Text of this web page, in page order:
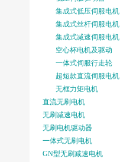
集成式低压伺服电机
集成式丝杆伺服电机
集成式减速伺服电机
空心杯电机及驱动
一体式伺服行走轮
超短款直流伺服电机
无框力矩电机
直流无刷电机
无刷减速电机
无刷电机驱动器
一体式无刷电机
GN型无刷减速电机